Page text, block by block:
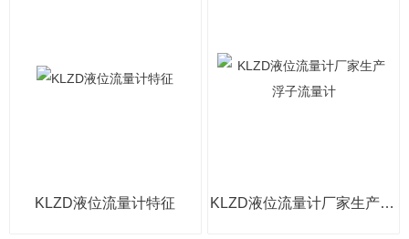
KLZD液位流量计特征 KLZD液位流量计厂家生产 浮子流量计